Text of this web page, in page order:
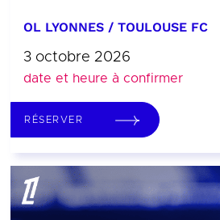
OL LYONNES / TOULOUSE FC
3 octobre 2026
date et heure à confirmer
RÉSERVER